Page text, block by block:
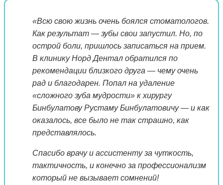
«Всю свою жизнь очень боялся стоматологов.
Как результат — зубы свои запустил. Но, по
острой боли, пришлось записаться на прием.
В клинику Норд Дентал обратился по
рекомендации близкого друга — чему очень
рад и благодарен. Попал на удаление
«сложного зуба мудрости» к хирургу
Бинбулатову Рустаму Бинбулатовичу — и как
оказалось, все было не так страшно, как
представлялось.
Спасибо врачу и ассистенту за чуткость,
тактичность, и конечно за профессионализм
который не вызывает сомнений!